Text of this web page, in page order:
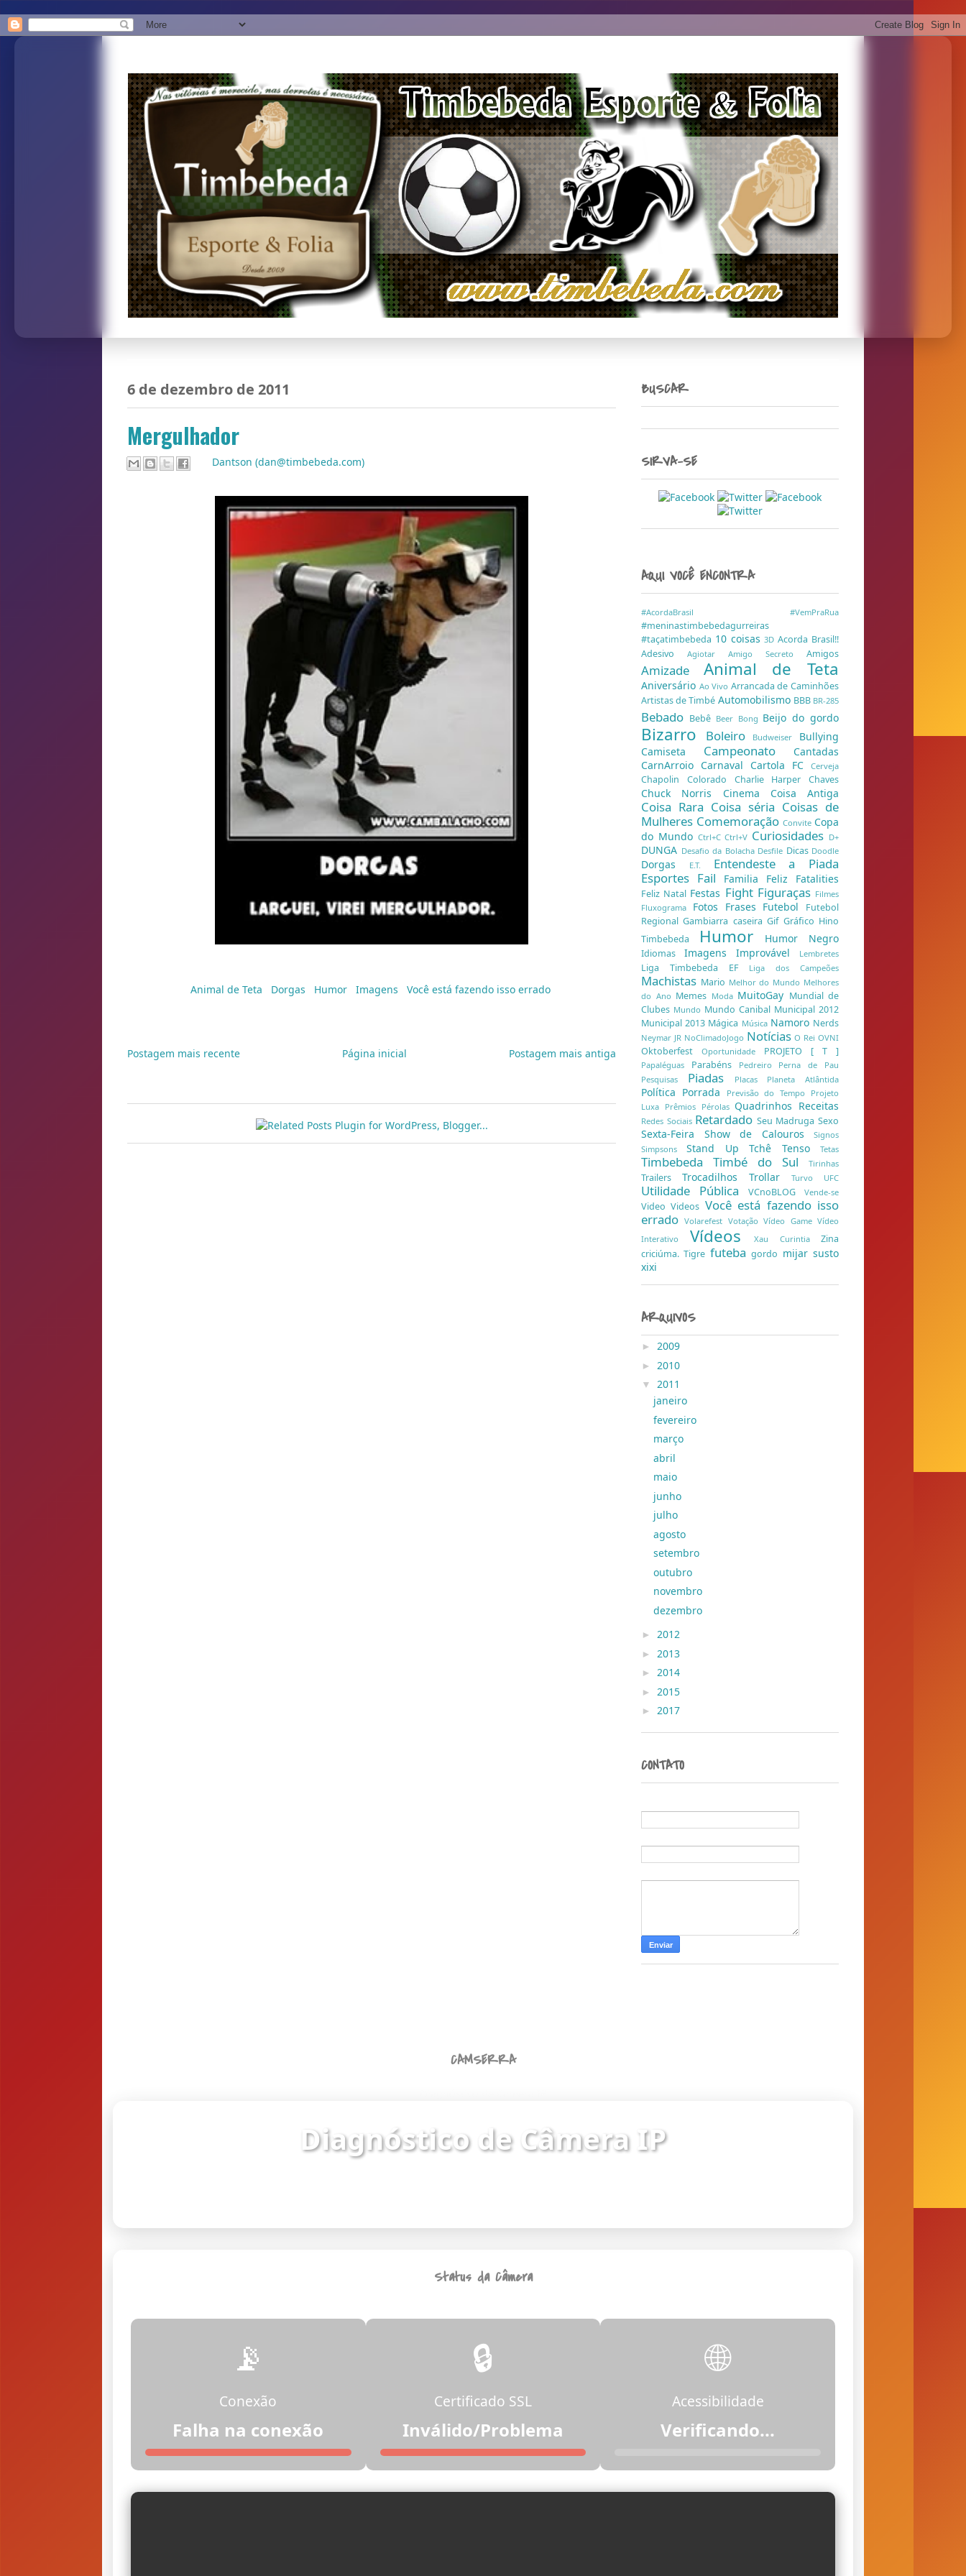
6 de dezembro de 2011
Mergulhador
Dantson (dan@timbebeda.com)
Animal de Teta Dorgas Humor Imagens Você está fazendo isso errado
Postagem mais recente Postagem mais antiga
Página inicial
BUSCAR
SIRVA-SE
AQUI VOCÊ ENCONTRA
#AcordaBrasil #VemPraRua
#meninastimbebedagurreiras
#taçatimbebeda 10 coisas3DAcorda Brasil!!
Adesivo Agiotar Amigo Secreto Amigos
Amizade Animal de Teta
Aniversário Ao Vivo Arrancada de Caminhões
Artistas de Timbé Automobilismo BBB BR-285
Bebado Bebê Beer Bong Beijo do gordo
Bizarro Boleiro Budweiser Bullying
Camiseta Campeonato
Cantadas
CarnArroio Carnaval Cartola FC Cerveja
Chapolin Colorado Charlie Harper Chaves
Chuck Norris Cinema Coisa Antiga
Coisa Rara Coisa séria Coisas de
Mulheres Comemoração Convite Copa
do Mundo Ctrl+C Ctrl+V Curiosidades D+
DUNGA Desafio da Bolacha Desfile Dicas Doodle
Dorgas E.T. Entendeste a Piada
Esportes Fail Familia Feliz Fatalities
Feliz Natal Festas Fight Figuraças Filmes
Fluxograma Fotos Frases Futebol
Futebol
RegionalGambiarra caseiraGif Gráfico Hino
Timbebeda
Humor Humor Negro
Idiomas Imagens Improvável Lembretes
Liga Timbebeda EF Liga dos Campeões
Machistas Mario Melhor do Mundo Melhores
do Ano Memes Moda MuitoGay Mundial de
Clubes Mundo Mundo Canibal Municipal 2012
Municipal 2013 Mágica Música Namoro Nerds
Neymar JR NoClimadoJogo NotíciasO ReiOVNI
Oktoberfest Oportunidade PROJETO [ T ]
Papaléguas Parabéns Pedreiro Perna de Pau
Pesquisas Piadas Placas Planeta Atlântida
Política Porrada Previsão do Tempo Projeto
Luxa Prêmios Pérolas Quadrinhos Receitas
Redes Sociais Retardado Seu MadrugaSexo
Sexta-Feira Show de Calouros
Signos
SimpsonsStand UpTchê TensoTetas
Timbebeda Timbé do Sul Tirinhas
Trailers Trocadilhos Trollar Turvo UFC
Utilidade Pública VCnoBLOG Vende-se
VideoVideos Você está fazendo isso
erradoVolarefest VotaçãoVídeo GameVídeo
Interativo Vídeos Xau Curintia Zina
criciúma. Tigre futebagordo mijarsusto
xixi
ARQUIVOS
► 2009
► 2010
▼ 2011
janeiro
fevereiro
março
abril
maio
junho
julho
agosto
setembro
outubro
novembro
dezembro
► 2012
► 2013
► 2014
► 2015
► 2017
CONTATO
CAMSERRA
Diagnóstico de Câmera IP
Status da Câmera
📡
Conexão
Falha na conexão
🔒
Certificado SSL
Inválido/Problema
🌐
Acessibilidade
Acessível (com